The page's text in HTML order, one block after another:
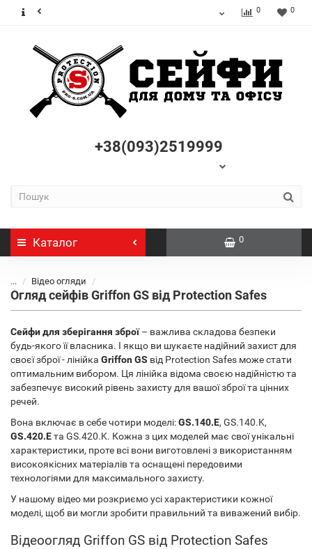
0 0
+38(093)2519999
Каталог 0
... Відео огляди
Огляд сейфів Griffon GS від Protection Safes
Сейфи для зберігання зброї– важлива складова безпеки
будь-якого її власника. І якщо ви шукаєте надійний захист для
своєї зброї - лінійка Griffon GS від Protection Safes може стати
оптимальним вибором. Ця лінійка відома своєю надійністю та
забезпечує високий рівень захисту для вашої зброї та цінних
речей.
Вона включає в себе чотири моделі:GS.140.E, GS.140.K,
GS.420.Eта GS.420.K. Кожна з цих моделей має свої унікальні
характеристики, проте всі вони виготовлені з використанням
високоякісних матеріалів та оснащені передовими
технологіями для максимального захисту.
У нашому відео ми розкриємо усі характеристики кожної
моделі, щоб ви могли зробити правильний та виважений вибір.
Відеоогляд Griffon GS від Protection Safes